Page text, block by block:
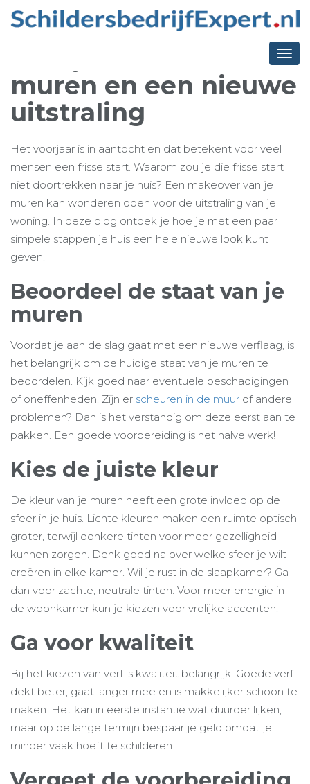
Ga terug naar het overzicht
Voorjaarsmakeover
muren en een nieuwe
uitstraling
Het voorjaar is in aantocht en dat betekent voor veel
mensen een frisse start. Waarom zou je die frisse start
niet doortrekken naar je huis? Een makeover van je
muren kan wonderen doen voor de uitstraling van je
woning. In deze blog ontdek je hoe je met een paar
simpele stappen je huis een hele nieuwe look kunt
geven.
Beoordeel de staat van je
muren
Voordat je aan de slag gaat met een nieuwe verflaag, is
het belangrijk om de huidige staat van je muren te
beoordelen. Kijk goed naar eventuele beschadigingen
of oneffenheden. Zijn er scheuren in de muur of andere
problemen? Dan is het verstandig om deze eerst aan te
pakken. Een goede voorbereiding is het halve werk!
Kies de juiste kleur
De kleur van je muren heeft een grote invloed op de
sfeer in je huis. Lichte kleuren maken een ruimte optisch
groter, terwijl donkere tinten voor meer gezelligheid
kunnen zorgen. Denk goed na over welke sfeer je wilt
creëren in elke kamer. Wil je rust in de slaapkamer? Ga
dan voor zachte, neutrale tinten. Voor meer energie in
de woonkamer kun je kiezen voor vrolijke accenten.
Ga voor kwaliteit
Bij het kiezen van verf is kwaliteit belangrijk. Goede verf
dekt beter, gaat langer mee en is makkelijker schoon te
maken. Het kan in eerste instantie wat duurder lijken,
maar op de lange termijn bespaar je geld omdat je
minder vaak hoeft te schilderen.